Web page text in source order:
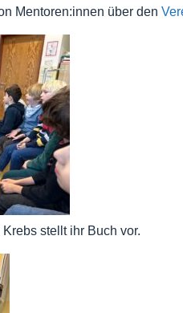
Mentoren:innen über den
stellt ihr Buch vor.